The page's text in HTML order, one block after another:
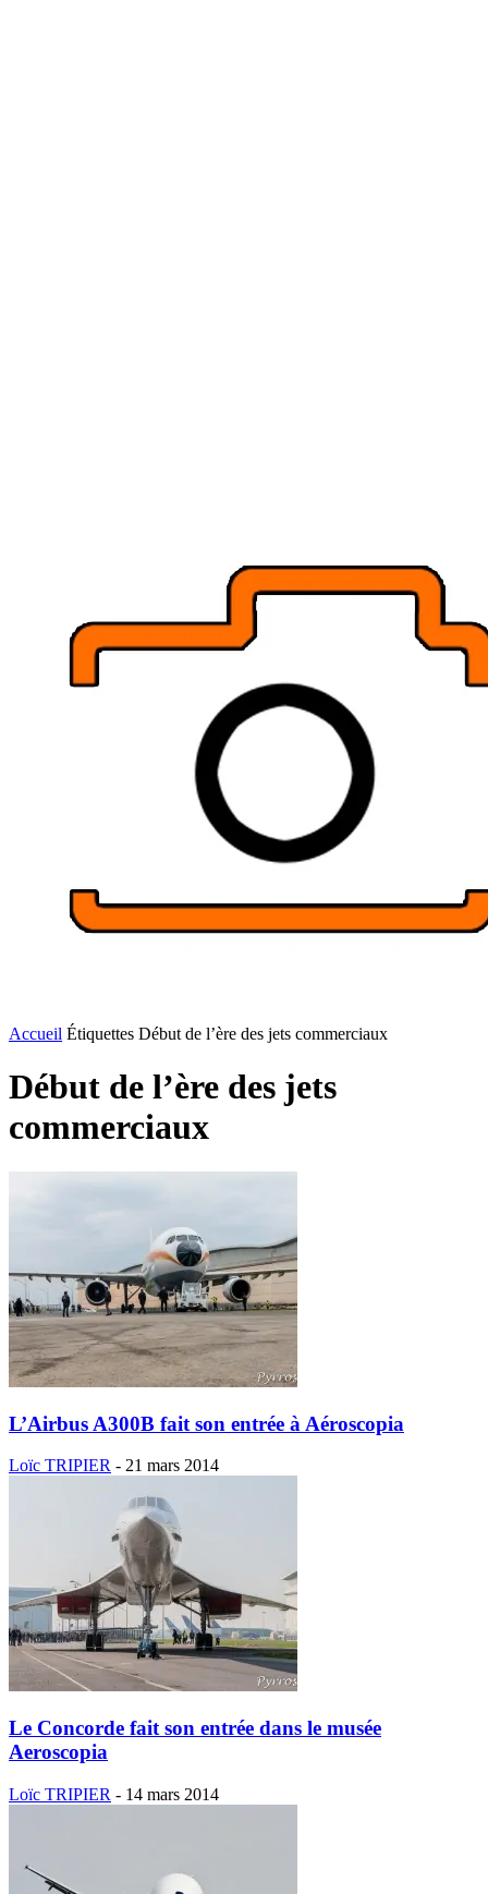
Accueil Étiquettes Début de l’ère des jets commerciaux
Début de l’ère des jets
commerciaux
L’Airbus A300B fait son entrée à Aéroscopia
Loïc TRIPIER - 21 mars 2014
Le Concorde fait son entrée dans le musée
Aeroscopia
Loïc TRIPIER - 14 mars 2014